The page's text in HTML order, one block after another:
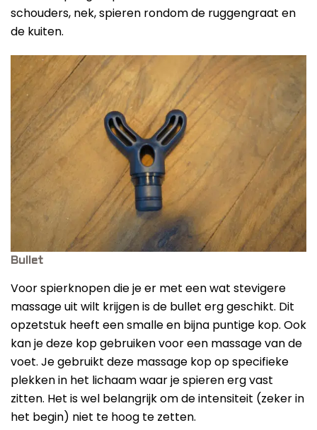
schouders, nek, spieren rondom de ruggengraat en
de kuiten.
Bullet
Voor spierknopen die je er met een wat stevigere
massage uit wilt krijgen is de bullet erg geschikt. Dit
opzetstuk heeft een smalle en bijna puntige kop. Ook
kan je deze kop gebruiken voor een massage van de
voet. Je gebruikt deze massage kop op specifieke
plekken in het lichaam waar je spieren erg vast
zitten. Het is wel belangrijk om de intensiteit (zeker in
het begin) niet te hoog te zetten.